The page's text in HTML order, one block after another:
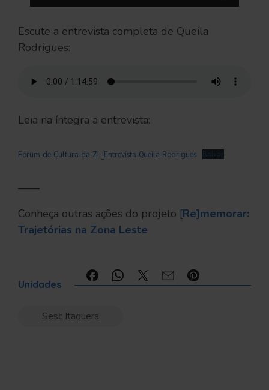
Escute a entrevista completa de Queila
Rodrigues:
Leia na íntegra a entrevista:
Fórum-de-Cultura-da-ZL_Entrevista-Queila-Rodrigues Baixar
——
Conheça outras ações do projeto [Re]memorar:
Trajetórias na Zona Leste
Unidades
Sesc Itaquera